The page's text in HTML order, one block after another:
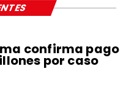
confirma pago
por caso